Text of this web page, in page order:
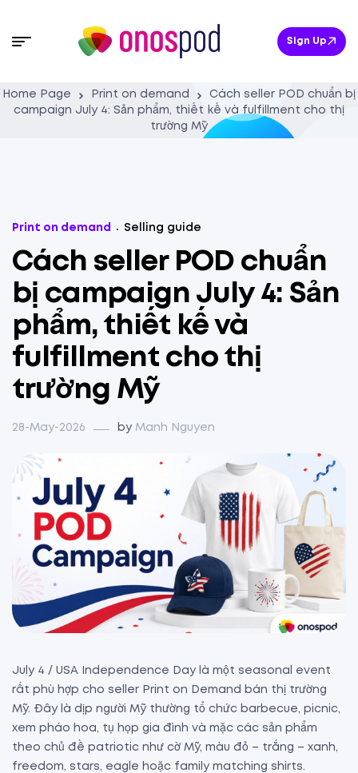
Sign Up
Home Page Print on demand
Cách seller POD chuẩn bị
campaign July 4: Sản phẩm, thiết kế và fulfillment cho thị
trường Mỹ
Print on demand Selling guide
Cách seller POD chuẩn
bị campaign July 4: Sản
phẩm, thiết kế và
fulfillment cho thị
trường Mỹ
28-May-2026 by Manh Nguyen
July 4 / USA Independence Day là một seasonal event
rất phù hợp cho seller Print on Demand bán thị trường
Mỹ. Đây là dịp người Mỹ thường tổ chức barbecue, picnic,
xem pháo hoa, tụ họp gia đình và mặc các sản phẩm
theo chủ đề patriotic như cờ Mỹ, màu đỏ – trắng – xanh,
freedom, stars, eagle hoặc family matching shirts.